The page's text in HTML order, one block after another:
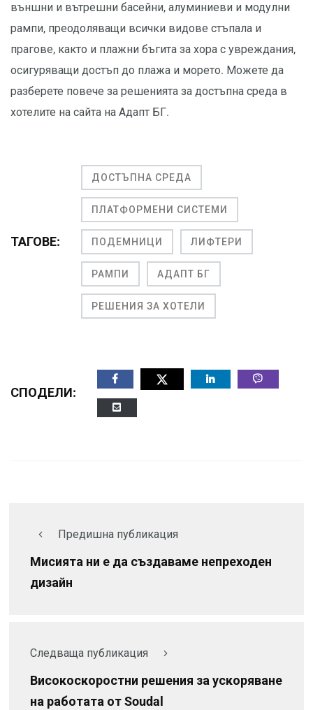
външни и вътрешни басейни, алуминиеви и модулни
рампи, преодоляващи всички видове стъпала и
прагове, както и плажни бъгита за хора с увреждания,
осигуряващи достъп до плажа и морето. Можете да
разберете повече за решенията за достъпна среда в
хотелите на сайта на Адапт БГ.
ТАГОВЕ:
ДОСТЪПНА СРЕДА
ПЛАТФОРМЕНИ СИСТЕМИ
ПОДЕМНИЦИ ЛИФТЕРИ
РАМПИ АДАПТ БГ
РЕШЕНИЯ ЗА ХОТЕЛИ
СПОДЕЛИ:
Предишна публикация
Мисията ни е да създаваме непреходен
дизайн
Следваща публикация
Високоскоростни решения за ускоряване
на работата от Soudal